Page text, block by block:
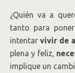
¿Quién va a
tanto para
intentarvivir de
plena y feliz,
implique un